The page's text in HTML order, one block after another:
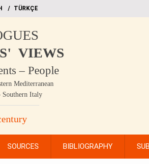
TÜRKÇE
VIEWS
– People
Mediterranean
Southern Italy
SOURCES BIBLIOGRAPHY